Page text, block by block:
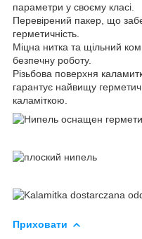
параметри у своєму класі.
Перевірений пакер, що
герметичність.
Міцна нитка та щільний
безпечну роботу.
Різьбова поверхня
гарантує найвищу
каламіткою.
Приховати